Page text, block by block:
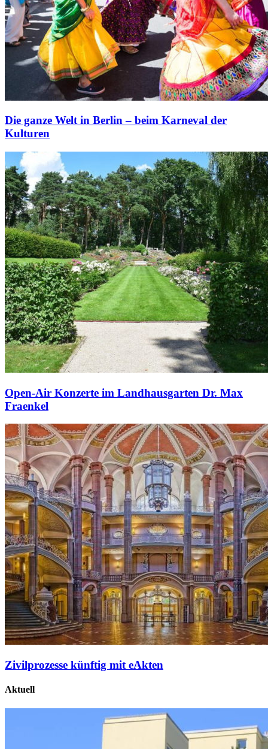
Die ganze Welt in Berlin – beim Karneval der
Kulturen
Open-Air Konzerte im Landhausgarten Dr. Max
Fraenkel
Zivilprozesse künftig mit eAkten
Aktuell